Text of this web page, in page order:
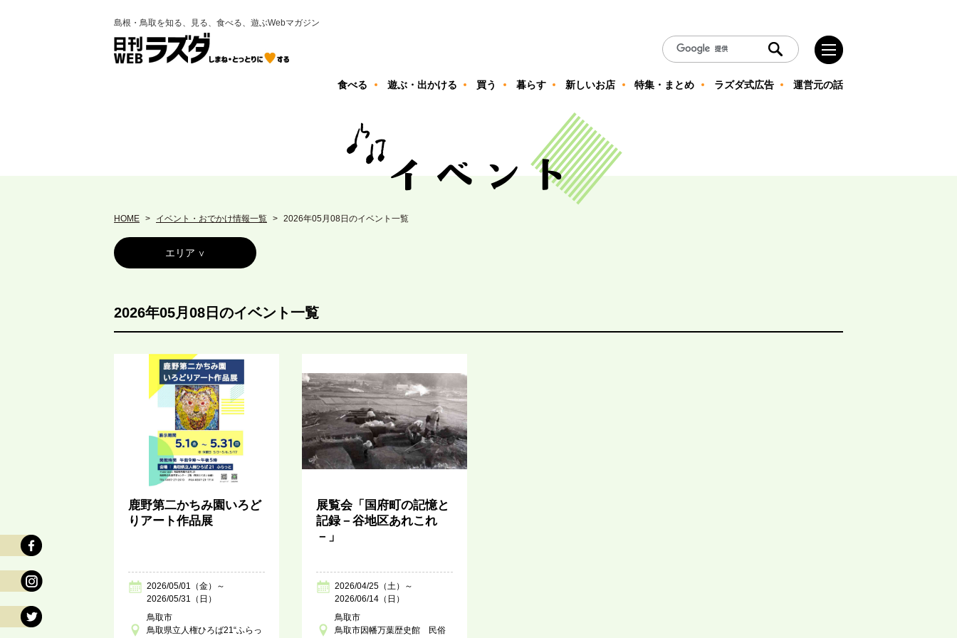
島根・鳥取を知る、見る、食べる、遊ぶWebマガジン
食べる 遊ぶ・出かける 買う 暮らす 新しいお店 特集・まとめ ラズダ式広告 運営元の話
HOME イベント・おでかけ情報一覧 2026年05月08日のイベント一覧
エリア
2026年05月08日のイベント一覧
鹿野第二かちみ園いろど
りアート作品展
2026/05/01（金）～
2026/05/31（日）
鳥取市
鳥取県立人権ひろば21“ふらっ
展覧会「国府町の記憶と
記録－谷地区あれこれ
－」
2026/04/25（土）～
2026/06/14（日）
鳥取市
鳥取市因幡万葉歴史館 民俗